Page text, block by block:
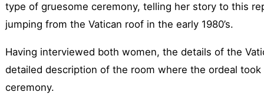
type of gruesome ceremony, telling her story to this
jumping from the Vatican roof in the early 1980’s.
Having interviewed both women, the details of the
detailed description of the room where the ordeal
ceremony.